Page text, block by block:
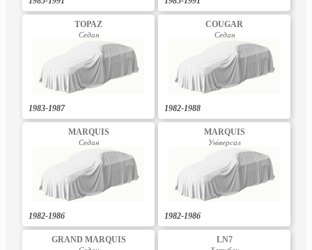
TOPAZ
Седан
1983-1987
COUGAR
Седан
1982-1988
MARQUIS
Седан
1982-1986
MARQUIS
Універсал
1982-1986
GRAND MARQUIS LN7